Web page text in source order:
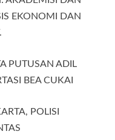
EKONOMI DAN
PUTUSAN ADIL
BEA CUKAI
POLISI